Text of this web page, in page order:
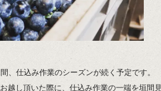
、仕込み作業のシーズンが続く予定です。
越し頂いた際に、仕込み作業の一端を垣間